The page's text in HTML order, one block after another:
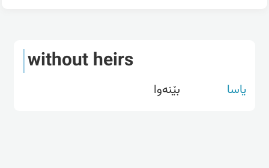
without heirs
یاسا بێنەوا